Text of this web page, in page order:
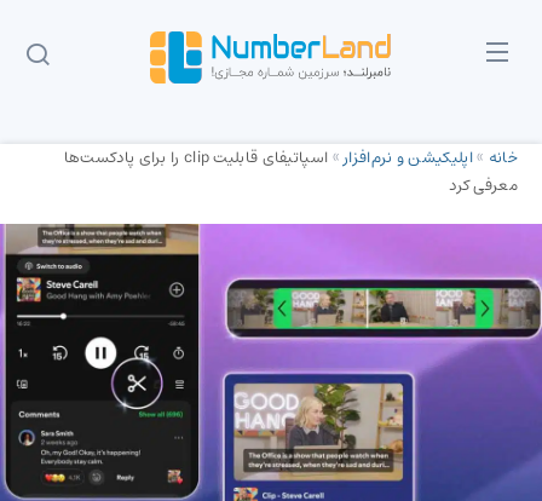
خانه »اپلیکیشن و نرم‌افزار»
اسپاتیفای قابلیت clip را برای پادکست‌ها
معرفی کرد